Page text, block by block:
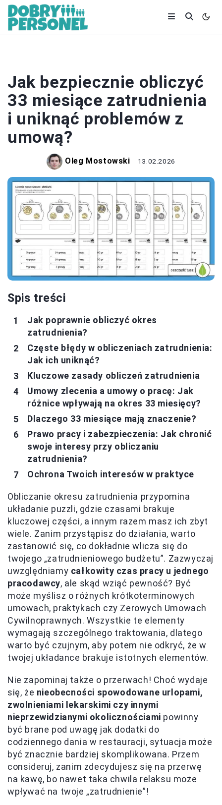
Jak bezpiecznie obliczyć
33 miesiące zatrudnienia
i uniknąć problemów z
umową?
Oleg Mostowski 13.02.2026
Spis treści
Jak poprawnie obliczyć okres
zatrudnienia?
Częste błędy w obliczeniach zatrudnienia:
Jak ich uniknąć?
Kluczowe zasady obliczeń zatrudnienia
Umowy zlecenia a umowy o pracę: Jak
różnice wpływają na okres 33 miesięcy?
Dlaczego 33 miesiące mają znaczenie?
Prawo pracy i zabezpieczenia: Jak chronić
swoje interesy przy obliczaniu
zatrudnienia?
Ochrona Twoich interesów w praktyce
Obliczanie okresu zatrudnienia przypomina
układanie puzzli, gdzie czasami brakuje
kluczowej części, a innym razem masz ich zbyt
wiele. Zanim przystąpisz do działania, warto
zastanowić się, co dokładnie wlicza się do
twojego „zatrudnieniowego budżetu”. Zazwyczaj
uwzględniamy całkowity czas pracy u jednego
pracodawcy, ale skąd wziąć pewność? Być
może myślisz o różnych krótkoterminowych
umowach, praktykach czy Zerowych Umowach
Cywilnoprawnych. Wszystkie te elementy
wymagają szczególnego traktowania, dlatego
warto być czujnym, aby potem nie odkryć, że w
twojej układance brakuje istotnych elementów.
Nie zapominaj także o przerwach! Choć wydaje
się, że nieobecności spowodowane urlopami,
zwolnieniami lekarskimi czy innymi
nieprzewidzianymi okolicznościami powinny
być brane pod uwagę jak dodatki do
codziennego dania w restauracji, sytuacja może
być znacznie bardziej skomplikowana. Przem
consideruj, zanim zdecydujesz się na przerwę
na kawę, bo nawet taka chwila relaksu może
wpływać na twoje „zatrudnienie”!